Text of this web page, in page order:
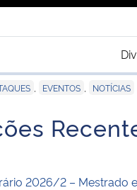
EVENTOS NOTÍCIAS
2026/2 – Mestrado e